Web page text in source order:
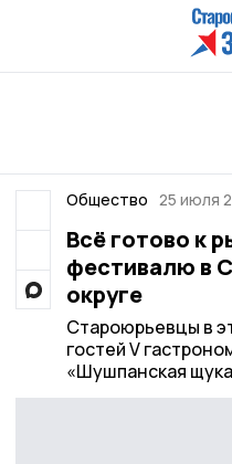
Общество 25 июля
Всё готово к
фестивалю в
округе
Староюрьевцы в
гостей V
«Шушпанская